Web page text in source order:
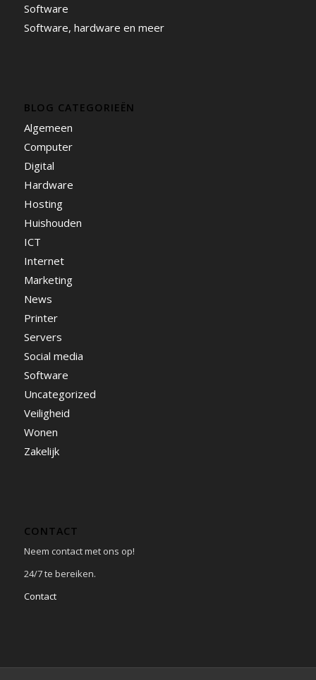
Software
Software, hardware en meer
BLOG CATEGORIEËN
Algemeen
Computer
Digital
Hardware
Hosting
Huishouden
ICT
Internet
Marketing
News
Printer
Servers
Social media
Software
Uncategorized
Veiligheid
Wonen
Zakelijk
CONTACT
Neem contact met ons op!
24/7 te bereiken.
Contact